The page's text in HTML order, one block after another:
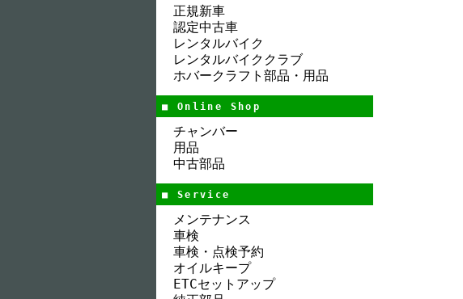
正規新車
認定中古車
レンタルバイク
レンタルバイククラブ
ホバークラフト部品・用品
■ Online Shop
チャンバー
用品
中古部品
■ Service
メンテナンス
車検
車検・点検予約
オイルキープ
ETCセットアップ